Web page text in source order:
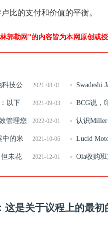
比的支付和价值的平衡。
郭勒网”的内容皆为本网原创或
2021-08-01
科技公 Swadeshi
持ITC的干
2021-09-03
以下 BCG说，
亿美元
2022-02-01
管理您 认识
游戏手柄
2021-10-06
中的米 Lucid
欢迎竞争”
2021-12-01
未花 Ola收购
是关于议程上的最初